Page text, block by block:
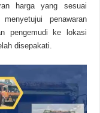
harga yang sesuai
penawaran
pengemudi ke lokasi
disepakati.